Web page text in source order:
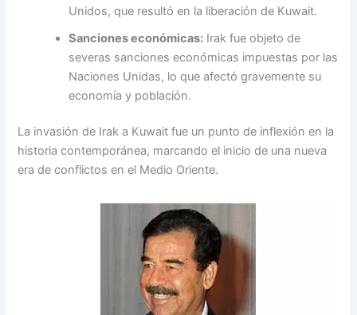
Unidos, que resultó en la liberación de Kuwait.
Sanciones económicas: Irak fue objeto de
severas sanciones económicas impuestas por las
Naciones Unidas, lo que afectó gravemente su
economía y población.
La invasión de Irak a Kuwait fue un punto de inflexión en la
historia contemporánea, marcando el inicio de una nueva
era de conflictos en el Medio Oriente.